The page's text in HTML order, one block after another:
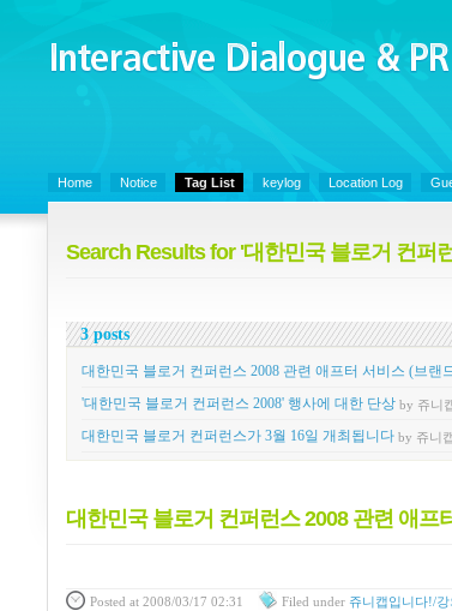
Interactive
PR 2.0
Home Notice Tag List keylog Location Log
Search Results for '대한민국 블로거 컨퍼
3 posts
대한민국 블로거 컨퍼런스 2008 관련 애프터 서비스 (브랜
'대한민국 블로거 컨퍼런스 2008' 행사에 대한 단상 by 쥬니
대한민국 블로거 컨퍼런스가 3월 16일 개최됩니다 by 쥬니
대한민국 블로거 컨퍼런스 2008 관련 애프
Posted at 2008/03/17 02:31 Filed under 쥬니캡입니다!/